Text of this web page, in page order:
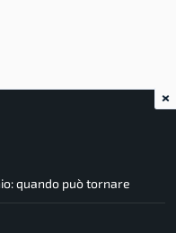
quando può tornare
×